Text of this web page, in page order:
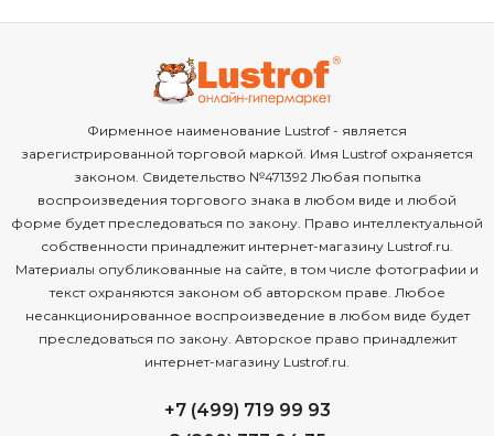
Фирменное наименование Lustrof - является
зарегистрированной торговой маркой. Имя Lustrof охраняется
законом. Свидетельство №471392 Любая попытка
воспроизведения торгового знака в любом виде и любой
форме будет преследоваться по закону. Право интеллектуальной
собственности принадлежит интернет-магазину Lustrof.ru.
Материалы опубликованные на сайте, в том числе фотографии и
текст охраняются законом об авторском праве. Любое
несанкционированное воспроизведение в любом виде будет
преследоваться по закону. Авторское право принадлежит
интернет-магазину Lustrof.ru.
+7 (499) 719 99 93